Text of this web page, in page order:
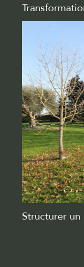
Structurer